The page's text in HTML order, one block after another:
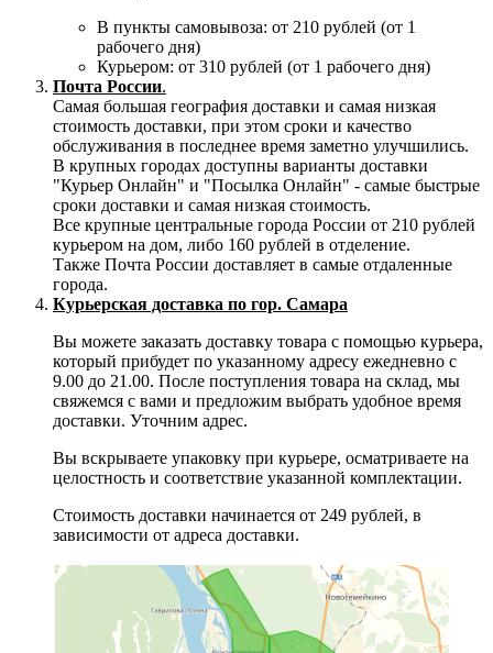
В пункты самовывоза: от 210 рублей (от 1
рабочего дня)
Курьером: от 310 рублей (от 1 рабочего дня)
Почта России.
Самая большая география доставки и самая низкая
стоимость доставки, при этом сроки и качество
обслуживания в последнее время заметно улучшились.
В крупных городах доступны варианты доставки
"Курьер Онлайн" и "Посылка Онлайн" - самые быстрые
сроки доставки и самая низкая стоимость.
Все крупные центральные города России от 210 рублей
курьером на дом, либо 160 рублей в отделение.
Также Почта России доставляет в самые отдаленные
города.
Курьерская доставка по гор. Самара
Вы можете заказать доставку товара с помощью курьера,
который прибудет по указанному адресу ежедневно с
9.00 до 21.00. После поступления товара на склад, мы
свяжемся с вами и предложим выбрать удобное время
доставки. Уточним адрес.
Вы вскрываете упаковку при курьере, осматриваете на
целостность и соответствие указанной комплектации.
Стоимость доставки начинается от 249 рублей, в
зависимости от адреса доставки.